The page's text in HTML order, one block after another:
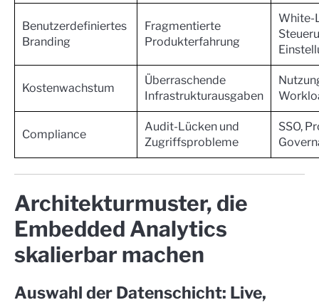
Benutzerdefiniertes
Branding
Fragmentierte
Produkterfahrung
White-
Kostenwachstum
Überraschende
Infrastrukturausgaben
Compliance
Audit-Lücken und
Zugriffsprobleme
SSO,
Architekturmuster, die
Embedded Analytics
skalierbar machen
Auswahl der Datenschicht: Live,